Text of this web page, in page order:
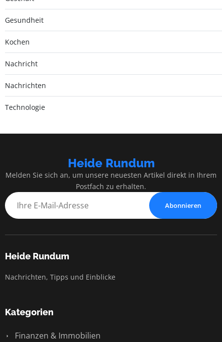
Gesundheit
Kochen
Nachricht
Nachrichten
Technologie
Heide Rundum
Melden Sie sich an, um unsere neuesten Artikel direkt in Ihrem
Postfach zu erhalten.
Abonnieren
Heide Rundum
Nachrichten, Tipps und Einblicke
Kategorien
Finanzen & Immobilien